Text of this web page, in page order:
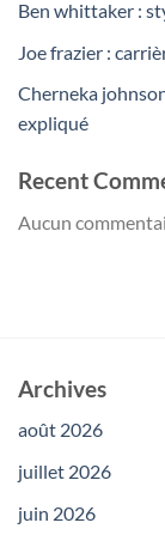
Ben whittaker :
Joe frazier :
Cherneka
expliqué
Recent
Aucun
Archives
août 2026
juillet 2026
juin 2026